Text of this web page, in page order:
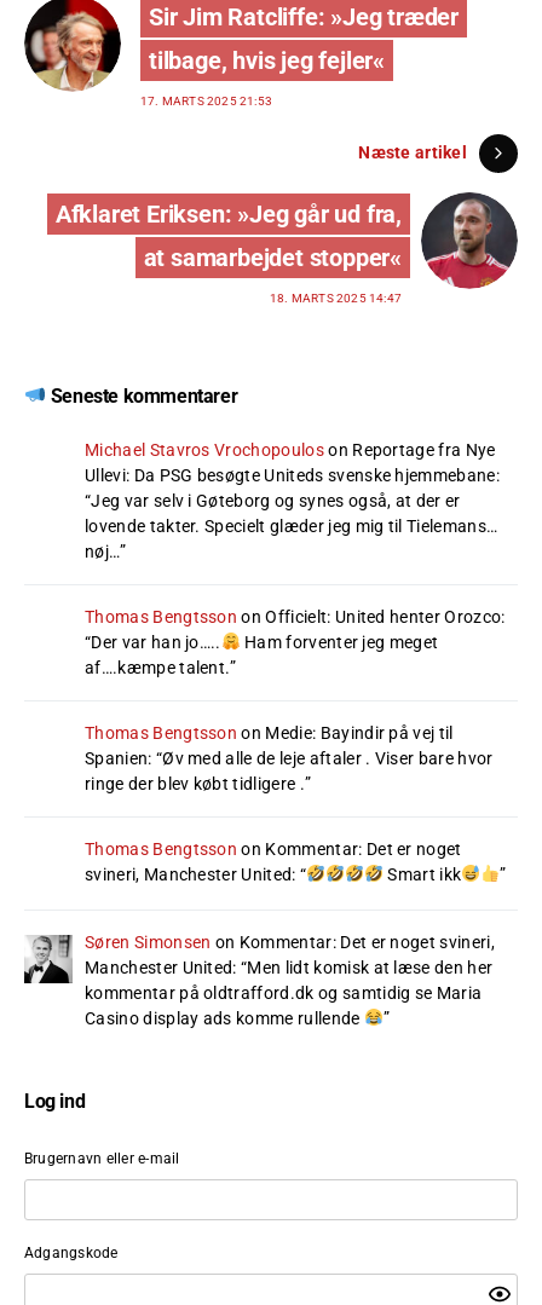
Sir Jim Ratcliffe: »Jeg træder
tilbage, hvis jeg fejler«
17. MARTS 2025 21:53
Næste artikel
Afklaret Eriksen: »Jeg går ud fra,
at samarbejdet stopper«
18. MARTS 2025 14:47
Seneste kommentarer
Michael Stavros Vrochopouloson Reportage fra Nye
Ullevi: Da PSG besøgte Uniteds svenske hjemmebane:
“Jeg var selv i Gøteborg og synes også, at der er
lovende takter. Specielt glæder jeg mig til Tielemans…
nøj…”
Thomas Bengtsson onOfficielt: United henter Orozco:
“Der var han jo…..
Ham forventer jeg meget
af….kæmpe talent.”
Thomas Bengtsson on Medie: Bayindir på vej til
Spanien: “Øv med alle de leje aftaler . Viser bare hvor
ringe der blev købt tidligere .”
Thomas Bengtsson on Kommentar: Det er noget
svineri, Manchester United: “ Smart ikk ”
Søren Simonsen on Kommentar: Det er noget svineri,
Manchester United: “Men lidt komisk at læse den her
kommentar på oldtrafford.dk og samtidig se Maria
Casino display ads komme rullende
”
Log ind
Brugernavn eller e-mail
Adgangskode